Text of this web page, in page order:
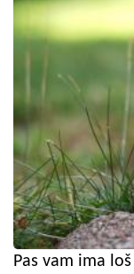
Pas vam ima